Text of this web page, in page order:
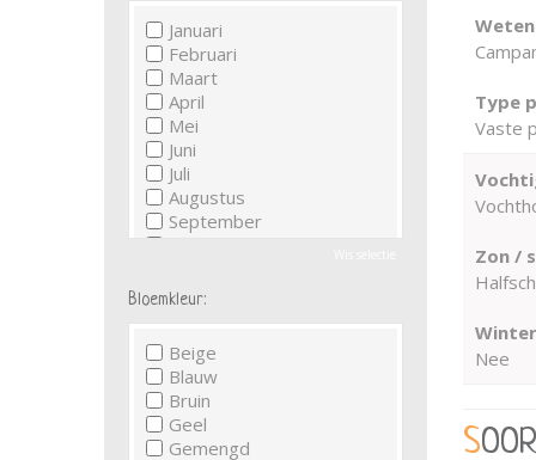
Type
Vaste
Zon /
Nee
Januari
Februari
Maart
April
Mei
Juni
Juli
Augustus
September
December
Bloemkleur:
Beige
Blauw
Bruin
Geel
Gemengd